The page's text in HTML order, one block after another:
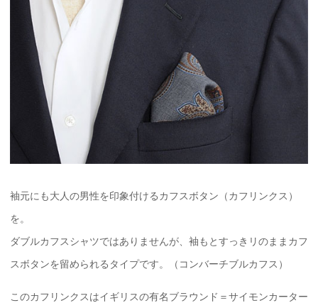
袖元にも大人の男性を印象付けるカフスボタン（カフリンクス）
を。
ダブルカフスシャツではありませんが、袖もとすっきリのままカフ
スボタンを留められるタイプです。（コンバーチブルカフス）
このカフリンクスはイギリスの有名ブラウンド＝サイモンカーター